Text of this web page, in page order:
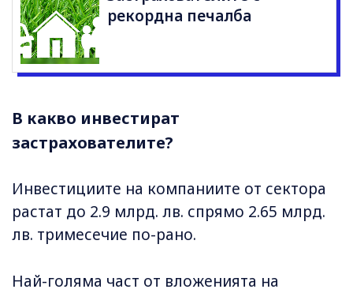
рекордна печалба
В какво инвестират
застрахователите?
Инвестициите на компаниите от сектора
растат до 2.9 млрд. лв. спрямо 2.65 млрд.
лв. тримесечие по-рано.
Най-голяма част от вложенията на